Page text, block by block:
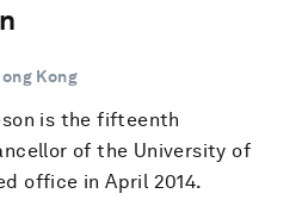
Kong
is the fifteenth
of the University of
office in April 2014.